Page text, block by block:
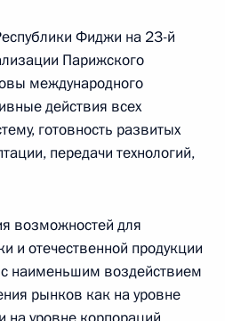
Фиджи на 23-й
Парижского
международного
действия всех
готовность развитых
передачи технологий,
возможностей для
и отечественной продукции
наименьшим воздействием
рынков как на уровне